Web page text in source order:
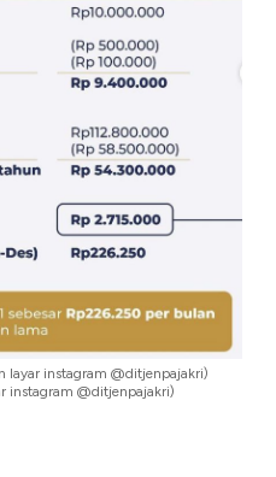
layar instagram @ditjenpajakri)
instagram @ditjenpajakri)